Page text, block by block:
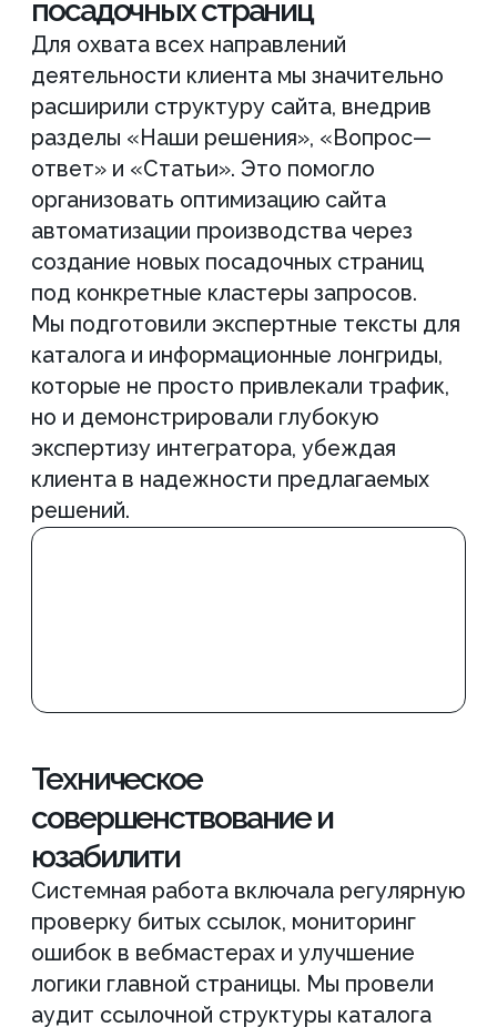
для нанесения покрытий за счет
проработки технических характеристик
и преимуществ,
- высокую видимость в поиске и seo
роботизации покраски деталей
благодаря экспертным статьям и
кейсам,
- успешное seo-продвижение систем
паллетирования, ориентированное на
крупный промышленный сектор,
- стабильное продвижение
автоматизированных линий
реализованных проектов,
- качественное seo автоматизации
упаковки, закрывающее потребности
логистических направлений,
- уверенное продвижение
автоматизированной фасовки,
комплексного образа эксперта на рынке.
Спустя 12 месяцев сайт
превратился из визитки
в мощный инструмент продаж.
Мы доказали, что даже
в сложной технической нише
можно успешно конкурировать
с мировыми лидерами, если
подходить к задаче системно.
Чтов итоге